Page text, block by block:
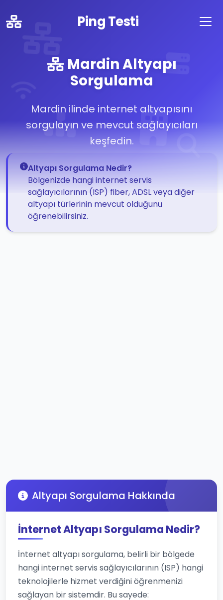
Ping Testi
Mardin Altyapı
Sorgulama
Mardin ilinde internet altyapısını
sorgulayın ve mevcut sağlayıcıları
keşfedin.
Altyapı Sorgulama Nedir?
Bölgenizde hangi internet servis
sağlayıcılarının (ISP) fiber, ADSL veya diğer
altyapı türlerinin mevcut olduğunu
öğrenebilirsiniz.
Altyapı Sorgulama Hakkında
İnternet Altyapı Sorgulama Nedir?
İnternet altyapı sorgulama, belirli bir bölgede
hangi internet servis sağlayıcılarının (ISP) hangi
teknolojilerle hizmet verdiğini öğrenmenizi
sağlayan bir sistemdir. Bu sayede: